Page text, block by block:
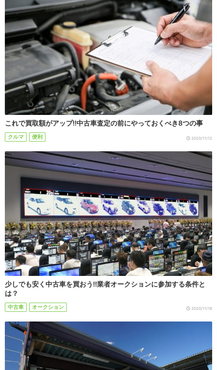
これで買取額がアップ!!中古車査定の前にやっておくべき8つの事
クルマ 便利 2020/11/12
少しでも安く中古車を買おう!!業者オークションに参加する条件と
は？
中古車 オークション 2020/11/16